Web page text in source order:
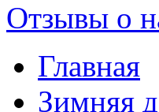
Отзывы о
Главная
Зимняя